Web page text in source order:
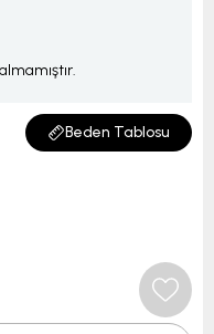
Beden Tablosu